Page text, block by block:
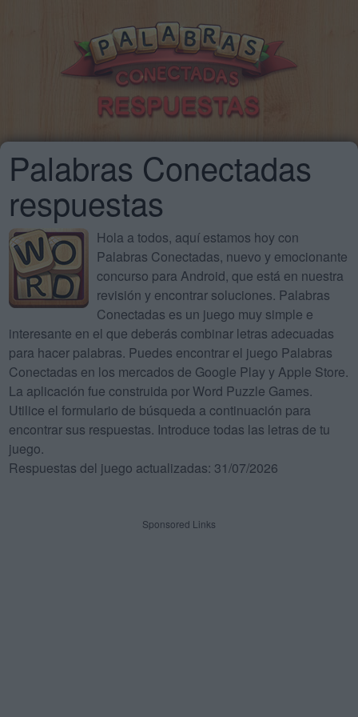
Palabras Conectadas
respuestas
Hola a todos, aquí estamos hoy con
Palabras Conectadas, nuevo y emocionante
concurso para Android, que está en nuestra
revisión y encontrar soluciones. Palabras
Conectadas es un juego muy simple e
interesante en el que deberás combinar letras adecuadas
para hacer palabras. Puedes encontrar el juego Palabras
Conectadas en los mercados de Google Play y Apple Store.
La aplicación fue construida por Word Puzzle Games.
Utilice el formulario de búsqueda a continuación para
encontrar sus respuestas. Introduce todas las letras de tu
juego.
Respuestas del juego actualizadas: 31/07/2026
Sponsored Links